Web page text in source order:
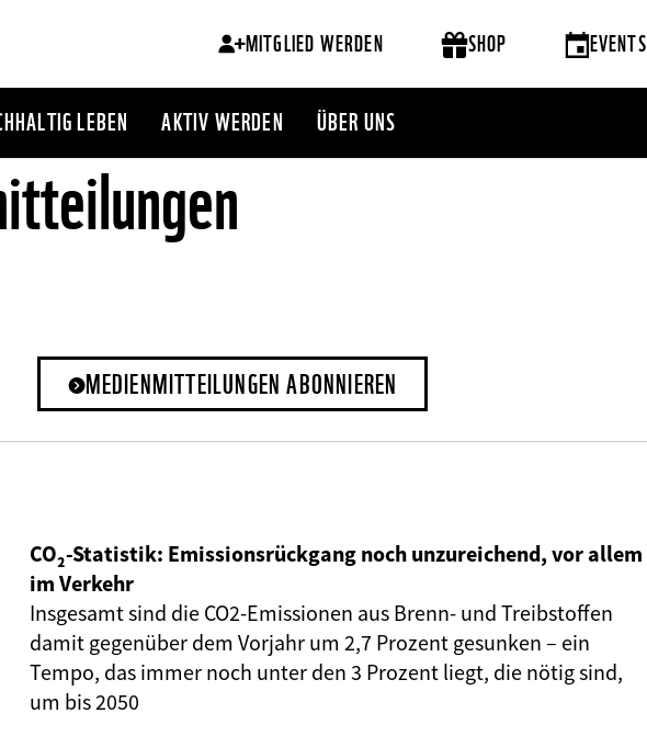
MITGLIED WERDEN SHOP EVENTS
LEBEN AKTIV WERDEN ÜBER UNS
MEDIENMITTEILUNGEN ABONNIEREN
CO₂-Statistik: Emissionsrückgang noch unzureichend, vor allem
im Verkehr
Insgesamt sind die CO2-Emissionen aus Brenn- und Treibstoffen
damit gegenüber dem Vorjahr um 2,7 Prozent gesunken – ein
Tempo, das immer noch unter den 3 Prozent liegt, die nötig sind,
um bis 2050